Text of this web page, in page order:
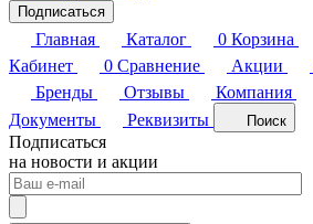
Подписаться
Главная Каталог 0 Корзина
Кабинет
0 Сравнение Акции
Бренды
Отзывы Компания
Документы
Реквизиты Поиск
Подписаться
на новости и акции